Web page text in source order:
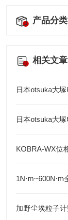
产品分类
相关文章